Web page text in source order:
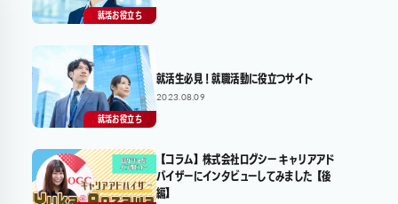
就活お役立ち
就活お役立ち
就活生必見！就職活動に役立つサイト
2023.08.09
【コラム】株式会社ログシー キャリアアド
バイザーにインタビューしてみました【後
編】